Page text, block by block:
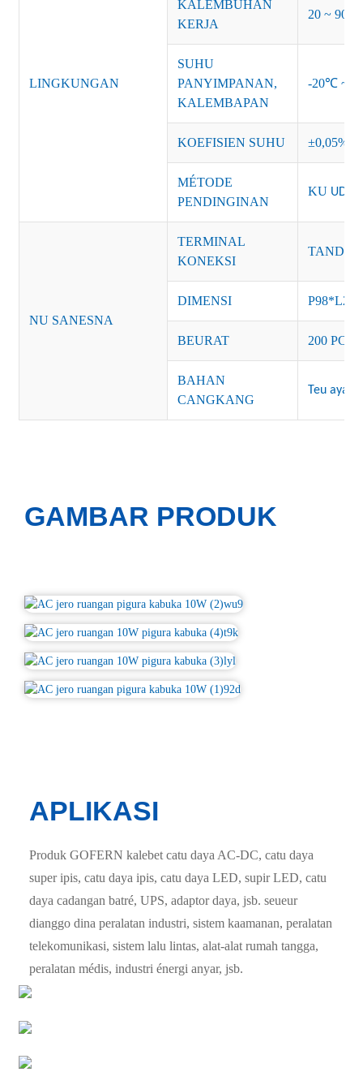
LINGKUNGAN
KALÉMBUHAN
KERJA
20 ~ 90%
SUHU
PANYIMPANAN,
KALEMBAPAN
-20℃ ~
KOEFISIEN SUHU ±0,05%/
MÉTODE
PENDINGINAN
KU
NU SANESNA
TERMINAL
KONEKSI
TANDA:
DIMENSI
BEURAT 200 PCS/
BAHAN
CANGKANG
Teu aya
GAMBAR PRODUK
APLIKASI
Produk GOFERN kalebet catu daya AC-DC, catu daya
super ipis, catu daya ipis, catu daya LED, supir LED, catu
daya cadangan batré, UPS, adaptor daya, jsb. seueur
dianggo dina peralatan industri, sistem kaamanan, peralatan
telekomunikasi, sistem lalu lintas, alat-alat rumah tangga,
peralatan médis, industri énergi anyar, jsb.